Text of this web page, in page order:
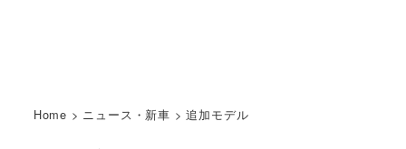
Home > ニュース・新車 >追加モデル